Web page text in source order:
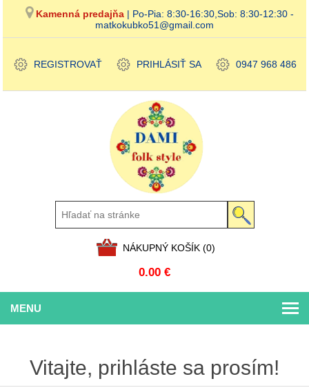
Kamenná predajňa | Po-Pia: 8:30-16:30,Sob: 8:30-12:30 -
matkokubko51@gmail.com
REGISTROVAŤ PRIHLÁSIŤ SA 0947 968 486
NÁKUPNÝ KOŠÍK (0)
0.00 €
MENU
Vitajte, prihláste sa prosím!